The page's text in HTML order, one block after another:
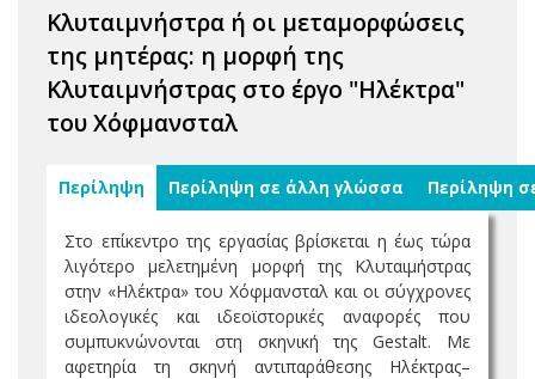
Κλυταιμνήστρα ή οι μεταμορφώσεις
της μητέρας: η μορφή της
Κλυταιμνήστρας στο έργο "Ηλέκτρα"
του Χόφμανσταλ
Περίληψη Περίληψη σε άλλη γλώσσα Περίληψη
Στο επίκεντρο της εργασίας βρίσκεται η έως τώρα
λιγότερο μελετημένη μορφή της Κλυταιμήστρας
στην «Ηλέκτρα» του Χόφμανσταλ και οι σύγχρονες
ιδεολογικές και ιδεοϊστορικές αναφορές που
συμπυκνώνονται στη σκηνική της Gestalt. Με
αφετηρία τη σκηνή αντιπαράθεσης Ηλέκτρας–